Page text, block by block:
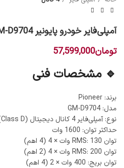
آمپلی‌فایر خودرو پایونیر GM-D9704
تومان57,599,000
🔹 مشخصات فنی
برند: Pioneer
مدل: GM-D9704
نوع: آمپلی‌فایر 4 کانال دیجیتال (Class D)
حداکثر توان: 1600 وات
توان RMS: 130 وات × 4 (4 اهم)
توان RMS: 200 وات × 4 (2 اهم)
توان بریج: 400 وات × 2 (4 اهم)